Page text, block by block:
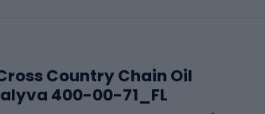
Country Chain Oil
400-00-71_FL